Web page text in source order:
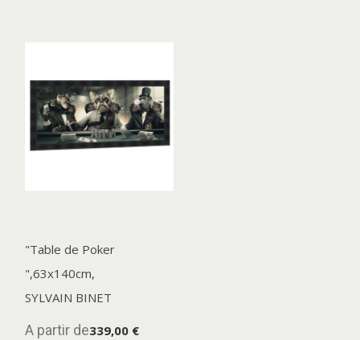
"Table de Poker
",63x140cm,
SYLVAIN BINET
A partir de339,00 €